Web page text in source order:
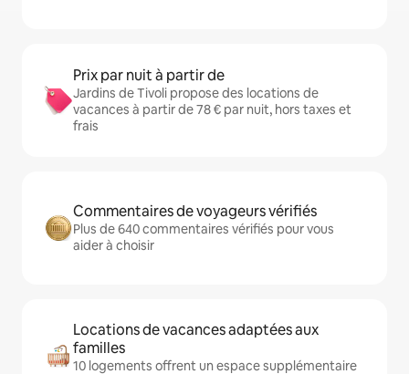
Prix par nuit à partir de
Jardins de Tivoli propose des locations de
vacances à partir de 78 € par nuit, hors taxes et
frais
Commentaires de voyageurs vérifiés
Plus de 640 commentaires vérifiés pour vous
aider à choisir
Locations de vacances adaptées aux
familles
10 logements offrent un espace supplémentaire